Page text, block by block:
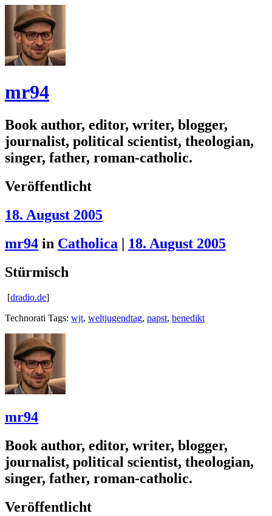
mr94
Book author, editor, writer, blogger,
journalist, political scientist, theologian,
singer, father, roman-catholic.
Veröffentlicht
18. August 2005
mr94 in Catholica | 18. August 2005
Stürmisch
[dradio.de]
Technorati Tags: wjt, weltjugendtag, papst, benedikt
mr94
Book author, editor, writer, blogger,
journalist, political scientist, theologian,
singer, father, roman-catholic.
Veröffentlicht